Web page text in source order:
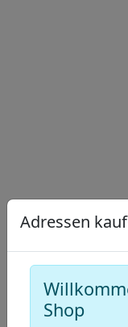
Adressen
Shop